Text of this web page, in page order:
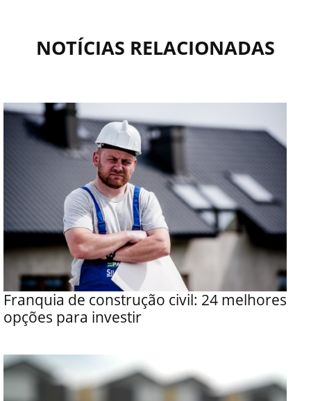
NOTÍCIAS RELACIONADAS
Franquia de construção civil: 24 melhores
opções para investir